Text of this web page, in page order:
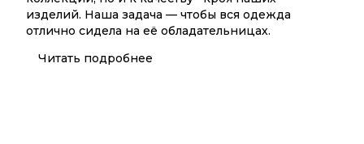
изделий. Наша задача — чтобы вся одежда
отлично сидела на её обладательницах.
Читать подробнее